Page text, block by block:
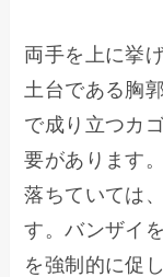
両手を上に挙
土台である胸
で成り立つカ
要があります
落ちていては
す。バンザイ
を強制的に促